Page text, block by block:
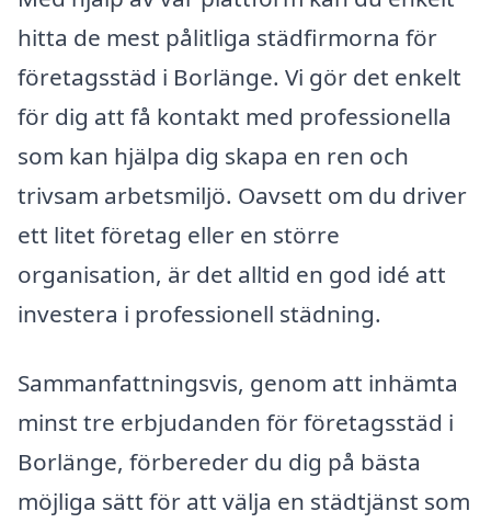
hitta de mest pålitliga städfirmorna för
företagsstäd i Borlänge. Vi gör det enkelt
för dig att få kontakt med professionella
som kan hjälpa dig skapa en ren och
trivsam arbetsmiljö. Oavsett om du driver
ett litet företag eller en större
organisation, är det alltid en god idé att
investera i professionell städning.
Sammanfattningsvis, genom att inhämta
minst tre erbjudanden för företagsstäd i
Borlänge, förbereder du dig på bästa
möjliga sätt för att välja en städtjänst som